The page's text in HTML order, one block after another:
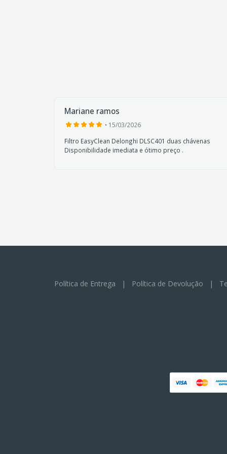
Mariane ramos
• 15/03/2026
Filtro EasyClean Delonghi DLSC401 duas chávenas
Disponibilidade imediata e ótimo preço .
Política de Entrega | Política de Devolução |